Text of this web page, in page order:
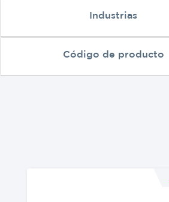
Industrias
Código de producto